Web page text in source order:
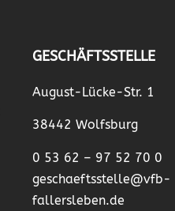
GESCHÄFTSSTELLE
August-Lücke-Str. 1
38442 Wolfsburg
0 53 62 – 97 52 70 0
geschaeftsstelle@vfb-
fallersleben.de